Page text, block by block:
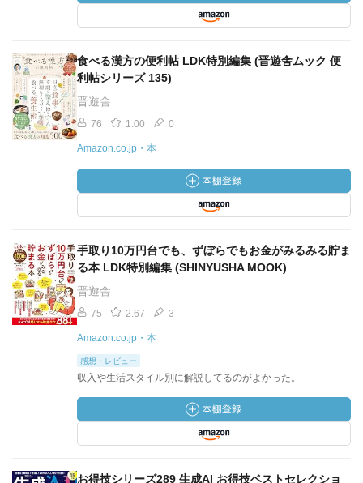
食べる漢方の便利帖 LDK特別編集 (晋遊舎ムック 便
利帖シリーズ 135)
晋遊舎
76 1.00 0
Amazon.co.jp・本
手取り10万円台でも、ずぼらでもお金がみるみる貯ま
る本 LDK特別編集 (SHINYUSHA MOOK)
晋遊舎
75 2.67 3
Amazon.co.jp・本
感想・レビュー
収入や生活スタイル別に解説してるのがよかった。
お得技シリーズ289 生成AI お得技ベストセレクショ